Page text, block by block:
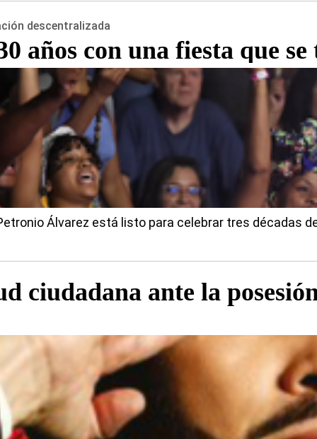
descentralizada
años con una fiesta que
Álvarez está listo para celebrar tres décadas
ciudadana ante la